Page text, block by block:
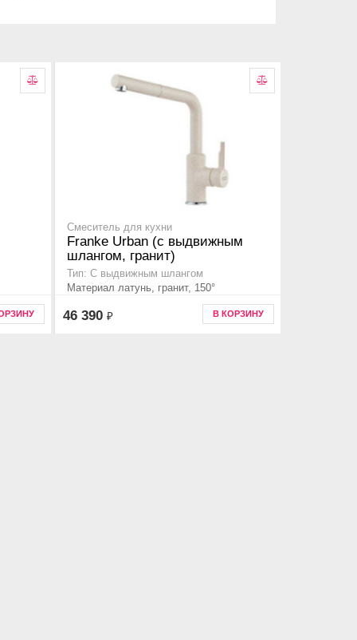
Смеситель для кухни
Franke Urban (с выдвижным
шлангом, гранит)
Тип: С выдвижным шлангом
Материал латунь, гранит, 150°
46 390 ₽ В КОРЗИНУ